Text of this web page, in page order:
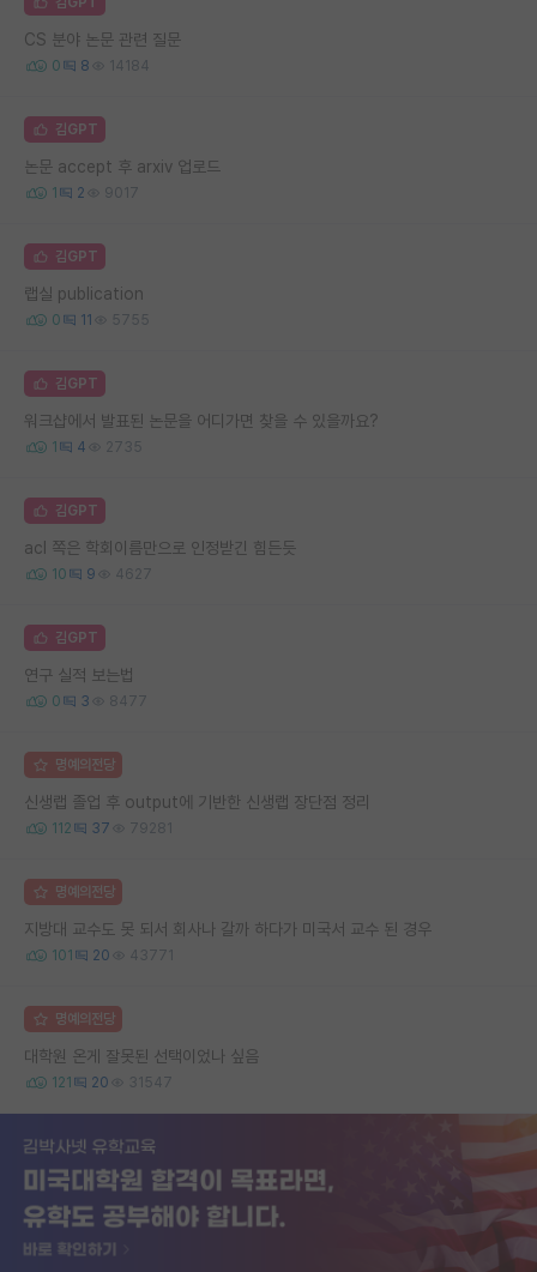
CS 분야 논문 관련 질문
0 8 14184
김GPT
논문 accept 후 arxiv 업로드
1 2 9017
김GPT
랩실 publication
0 11 5755
김GPT
워크샵에서 발표된 논문을 어디가면 찾을 수 있을까요?
1 4 2735
김GPT
acl 쪽은 학회이름만으로 인정받긴 힘든듯
10 9 4627
김GPT
연구 실적 보는법
0 3 8477
명예의전당
신생랩 졸업 후 output에 기반한 신생랩 장단점 정리
112 37 79281
명예의전당
지방대 교수도 못 되서 회사나 갈까 하다가 미국서 교수 된 경우
101 20 43771
명예의전당
대학원 온게 잘못된 선택이었나 싶음
121 20 31547